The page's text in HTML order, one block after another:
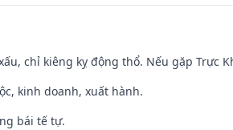
chỉ kiêng kỵ động thổ. Nếu gặp Trực
kinh doanh, xuất hành.
bái tế tự.